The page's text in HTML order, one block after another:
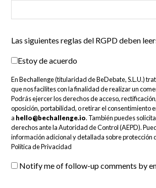
Las siguientes reglas del RGPD deben
Estoy de acuerdo
En Bechallenge (titularidad de BeDebate, S.L.U.)
que nos facilites con la finalidad de realizar un
Podrás ejercer los derechos de acceso,
oposición, portabilidad, o retirar el consentimiento
a hello@bechallenge.io. También puedes
derechos ante la Autoridad de Control (AEPD).
información adicional y detallada sobre protección
Política de Privacidad
Notify me of follow-up comments by